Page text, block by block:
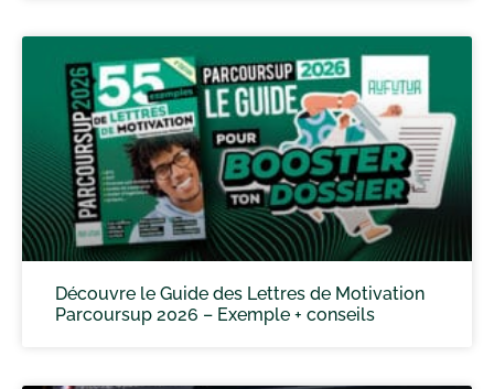
Découvre le Guide des Lettres de Motivation
Parcoursup 2026 – Exemple + conseils